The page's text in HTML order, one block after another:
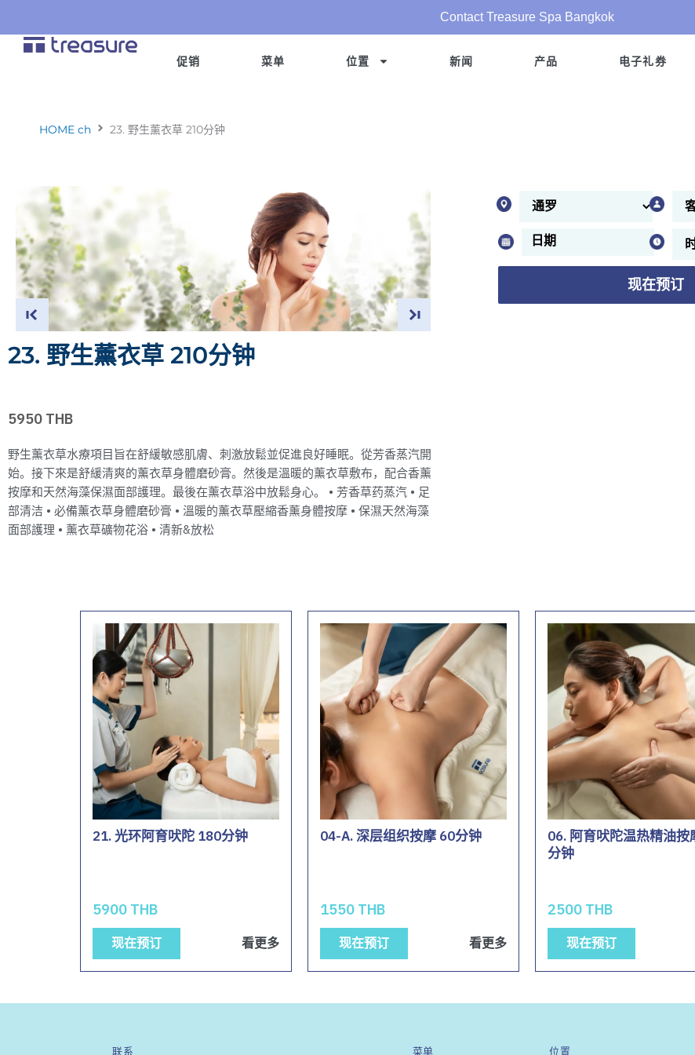
Contact Treasure Spa Bangkok
促销 菜单 位置 新闻 产品 电子礼券
HOME ch 23. 野生薰衣草 210分钟
23. 野生薰衣草 210分钟
5950 THB
野生薰衣草水療項目旨在舒緩敏感肌膚、刺激放鬆並促進良好睡眠。從芳香蒸汽開
始。接下來是舒緩清爽的薰衣草身體磨砂膏。然後是溫暖的薰衣草敷布，配合香薰
按摩和天然海藻保濕面部護理。最後在薰衣草浴中放鬆身心。 • 芳香草药蒸汽 • 足
部清洁 • 必備薰衣草身體磨砂膏 • 溫暖的薰衣草壓縮香薰身體按摩 • 保濕天然海藻
面部護理 • 薰衣草礦物花浴 • 清新&放松
现在预订
21. 光环阿育吠陀 180分钟
5900 THB
现在预订 看更多
04-A. 深层组织按摩 60分钟
1550 THB
现在预订 看更多
06. 阿育吠陀温热精油按
分钟
2500 THB
现在预订
联系 菜单 位置